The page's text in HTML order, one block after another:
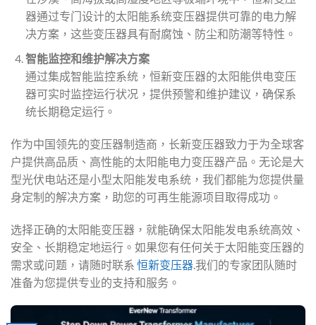
器通过专门设计的太阳能系统变压器提供可靠的电力解
决方案，这些变压器具有耐腐蚀、防尘和防潮等特性。
智能监控和维护解决方案
通过集成智能监控系统，恒新变压器的太阳能供电变压
器可实时监控运行状况，提供预警和维护建议，确保系
统长期稳定运行。
作为中国领先的变压器制造商，长新变压器致力于为全球客
户提供高品质、高性能的太阳能电力变压器产品。无论是大
型光伏电站还是小型太阳能发电系统，我们都能为您提供量
身定制的解决方案，助您的可再生能源项目取得成功。
选择正确的太阳能变压器，就能确保太阳能发电系统高效、
安全、长期稳定地运行。如果您有任何关于太阳能变压器的
需求或问题，请随时联系 恒新变压器.我们的专家团队随时
准备为您提供专业的支持和服务。